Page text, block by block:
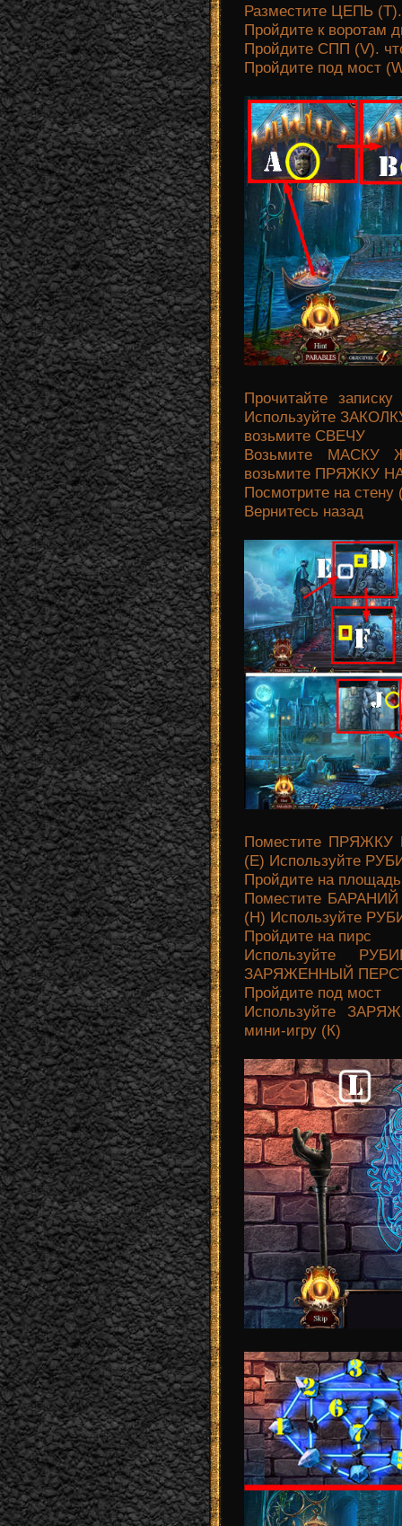
Разместите ЦЕПЬ (Т).
Пройдите к воротам
Пройдите СПП (V).
Пройдите под мост
Прочитайте
Используйте
возьмите СВЕЧУ
Возьмите МАСКУ
возьмите ПРЯЖКУ
Посмотрите на стену
Вернитесь назад
Поместите
(Е) Используйте
Пройдите на площадь
Поместите
(Н) Используйте
Пройдите на пирс
Используйте
ЗАРЯЖЕННЫЙ
Пройдите под мост
Используйте
мини-игру (К)